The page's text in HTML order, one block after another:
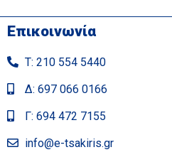
Επικοινωνία
Τ: 210 554 5440
Δ: 697 066 0166
Γ: 694 472 7155
info@e-tsakiris.gr